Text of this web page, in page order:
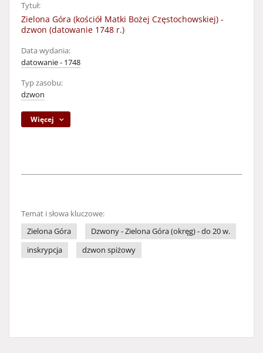
Tytuł:
Zielona Góra (kościół Matki Bożej Częstochowskiej) -
dzwon (datowanie 1748 r.)
Data wydania:
datowanie - 1748
Typ zasobu:
dzwon
Więcej
Temat i słowa kluczowe:
Zielona Góra
Dzwony - Zielona Góra (okręg) - do 20 w.
inskrypcja
dzwon spiżowy